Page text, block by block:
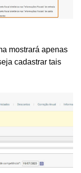
mostrará apenas
cadastrar tais